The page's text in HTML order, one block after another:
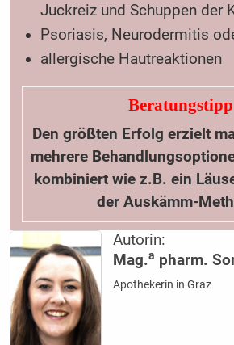
Juckreiz und Schuppen der
Psoriasis, Neurodermitis
allergische Hautreaktionen
Beratungstipp
Den größten Erfolg erzielt
mehrere
kombiniert wie z.B. ein
der Auskämm-
Autorin:
Mag.a pharm.
Apothekerin in Graz